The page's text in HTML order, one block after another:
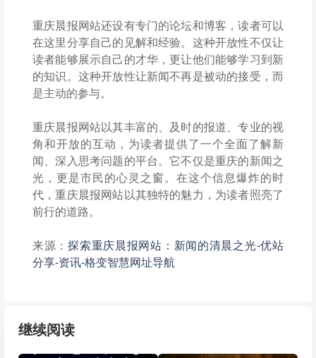
重庆晨报网站还设有专门的论坛和博客，读者可以
在这里分享自己的见解和经验。这种开放性不仅让
读者能够展示自己的才华，更让他们能够学习到新
的知识。这种开放性让新闻不再是被动的接受，而
是主动的参与。
重庆晨报网站以其丰富的、及时的报道、专业的视
角和开放的互动，为读者提供了一个全面了解新
闻、深入思考问题的平台。它不仅是重庆的新闻之
光，更是市民的心灵之窗。在这个信息爆炸的时
代，重庆晨报网站以其独特的魅力，为读者照亮了
前行的道路。
来源：探索重庆晨报网站：新闻的清晨之光-优站
分享-资讯-格变智慧网址导航
继续阅读